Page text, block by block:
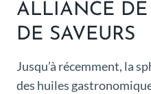
ALLIANCE DE
DE SAVEURS
Jusqu’à récemment, la
des huiles